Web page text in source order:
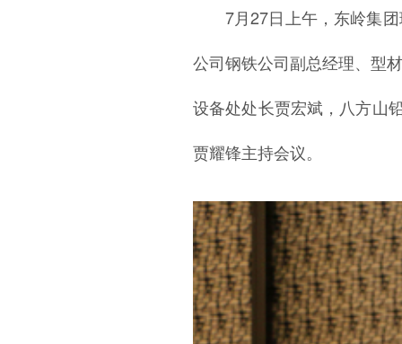
7月27日上午，东岭集
公司钢铁公司副总经理、型
设备处处长贾宏斌，八方山
贾耀锋主持会议。